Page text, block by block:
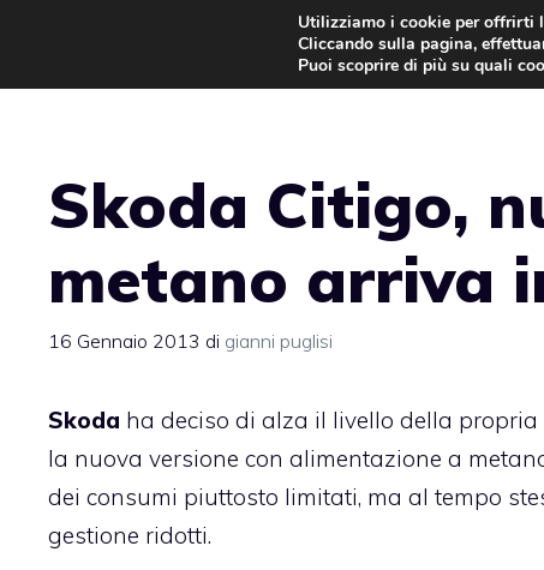
contenuto
Skoda Citigo,
metano arriva
16 Gennaio 2013 di gianni puglisi
Skoda ha deciso di alza il livello della propria
la nuova versione con alimentazione a
dei consumi piuttosto limitati, ma al tempo
gestione ridotti.
Utilizziamo i cookie per offrirti
Cliccando sulla pagina,
Puoi scoprire di più su quali